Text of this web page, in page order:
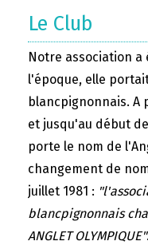
Le Club
Notre association a
l'époque, elle
blancpignonnais. A
et jusqu'au début
porte le nom de
changement de
juillet 1981 :
blancpignonnais
ANGLET OLYMPIQUE"